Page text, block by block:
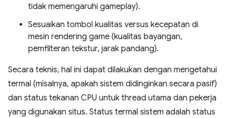
tidak memengaruhi gameplay).
Sesuaikan tombol kualitas versus kecepatan di
mesin rendering game (kualitas bayangan,
pemfilteran tekstur, jarak pandang).
Secara teknis, hal ini dapat dilakukan dengan mengetahui
termal (misalnya, apakah sistem didinginkan secara pasif)
dan status tekanan CPU untuk thread utama dan pekerja
yang digunakan situs. Status termal sistem adalah status